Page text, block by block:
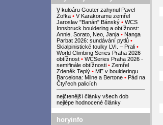
V kuloáru Gouter zahynul Pavel
Žofka • V Karakoramu zemřel
Jaroslav "Banán" Bánský • WCS
Innsbruck bouldering a obtížnost:
Annie, Sorato, Neo, Janja • Nanga
Parbat 2026: sundávání pytlů •
Skialpinistické toulky LVI. – Prali •
World Climbing Series Praha 2026
obtížnost • WCSeries Praha 2026 -
semifinále obtížnosti • Zemřel
Zdeněk Teplý • ME v boulderingu
Barcelona: Milne a Bertone • Pád na
Čtyřech palicích
nejčtenější články všech dob
nejlépe hodnocené články
horyinfo